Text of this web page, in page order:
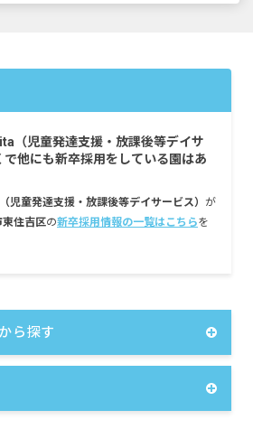
る
任手当 4歳児担任：月5,000円／5歳児担
3年～5年未満：月4,500円／5年以上：月
円
収例＞
大卒 20歳 1年目 3,644,080円
（児童発達支援・放課後等デイサ
で他にも新卒採用をしている園はあ
児童発達支援・放課後等デイサービス） が
東住吉区の新卒採用情報の一覧はこちらを
ら探す